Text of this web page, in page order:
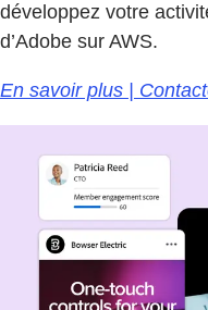
développez votre
d’Adobe sur AWS.
En savoir plus |